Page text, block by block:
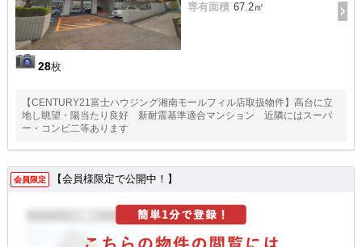
28枚
専有面積 67.2㎡
【CENTURY21富士ハウジング湘南モールフィル店取扱物件】高台に立
地し眺望・陽当たり良好 新耐震基準適合マンション 近隣にはスーパ
ー・コンビ二等あります
会員限定 【会員様限定で公開中！】